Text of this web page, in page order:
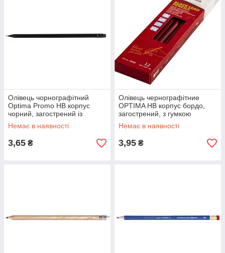
Олівець чорнографітний
Optima Promo HB корпус
чорний, загострений із
гумкою
Немає в наявності
3,65 ₴
Олівець чернографітние
OPTIMA НВ корпус бордо,
загострений, з гумкою
Немає в наявності
3,95 ₴